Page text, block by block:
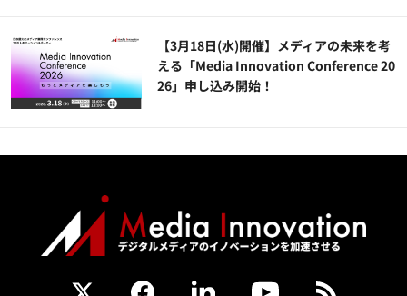
【3月18日(水)開催】メディアの未来を考
える「Media Innovation Conference 20
26」申し込み開始！